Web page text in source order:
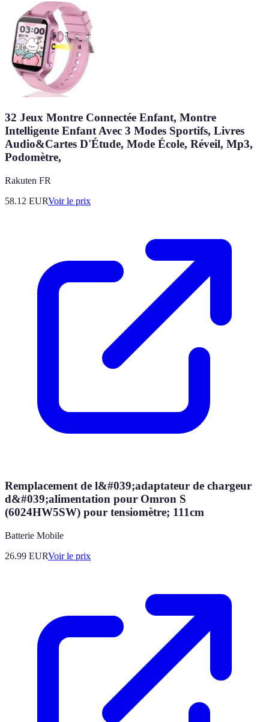
32 Jeux Montre Connectée Enfant, Montre
Intelligente Enfant Avec 3 Modes Sportifs, Livres
Audio&Cartes D'Étude, Mode École, Réveil, Mp3,
Podomètre,
Rakuten FR
58.12 EURVoir le prix
Remplacement de l&#039;adaptateur de chargeur
d&#039;alimentation pour Omron S
(6024HW5SW) pour tensiomètre; 111cm
Batterie Mobile
26.99 EURVoir le prix